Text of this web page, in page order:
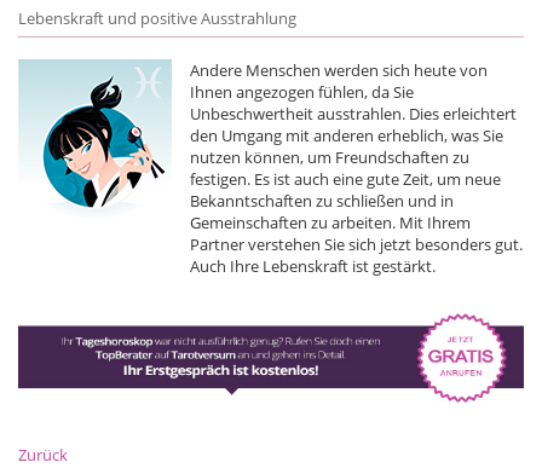
Lebenskraft und positive Ausstrahlung
Andere Menschen werden sich heute von
Ihnen angezogen fühlen, da Sie
Unbeschwertheit ausstrahlen. Dies erleichtert
den Umgang mit anderen erheblich, was Sie
nutzen können, um Freundschaften zu
festigen. Es ist auch eine gute Zeit, um neue
Bekanntschaften zu schließen und in
Gemeinschaften zu arbeiten. Mit Ihrem
Partner verstehen Sie sich jetzt besonders gut.
Auch Ihre Lebenskraft ist gestärkt.
Zurück